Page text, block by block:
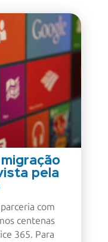
pela
com
centenas
365. Para